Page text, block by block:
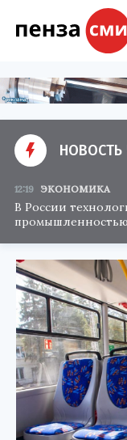
НОВОСТЬ
12:19 ЭКОНОМИКА
В России
промышленностью